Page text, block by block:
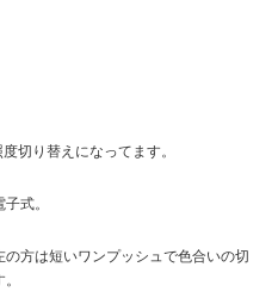
切り替えになってます。
式。
方は短いワンプッシュで色合いの切